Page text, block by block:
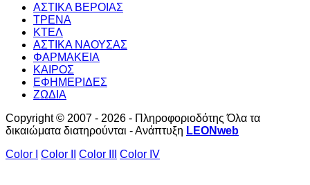
ΑΣΤΙΚΑ ΒΕΡΟΙΑΣ
ΤΡΕΝΑ
ΚΤΕΛ
ΑΣΤΙΚΑ ΝΑΟΥΣΑΣ
ΦΑΡΜΑΚΕΙΑ
ΚΑΙΡΟΣ
ΕΦΗΜΕΡΙΔΕΣ
ΖΩΔΙΑ
Copyright © 2007 - 2026 - Πληροφοριοδότης Όλα τα
δικαιώματα διατηρούνται - Ανάπτυξη LEONweb
Color I
Color II Color III Color IV